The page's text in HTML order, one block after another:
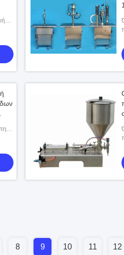
8 9 10 11 12